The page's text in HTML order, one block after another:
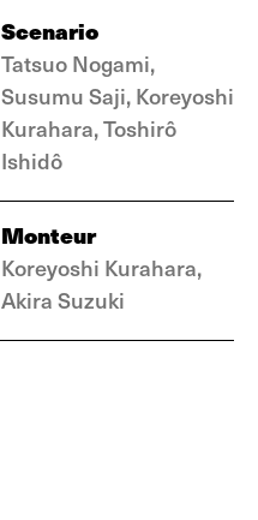
Scenario
Tatsuo Nogami,
Susumu Saji, Koreyoshi
Kurahara, Toshirô
Ishidô
Monteur
Koreyoshi Kurahara,
Akira Suzuki